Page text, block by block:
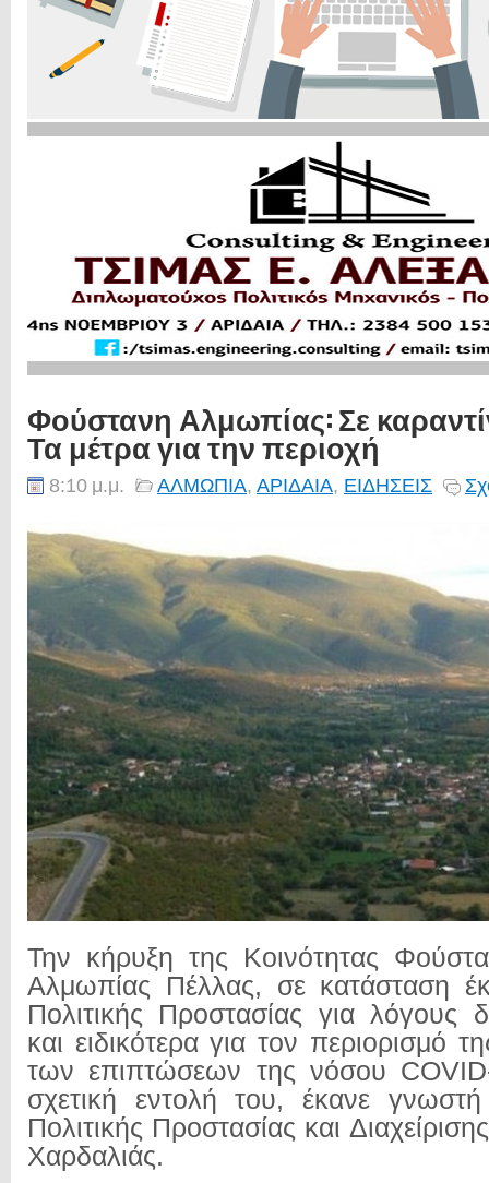
Φούστανη Αλμωπίας: Σε
Τα μέτρα για την περιοχή
8:10 μ.μ. ΑΛΜΩΠΙΑ, ΑΡΙΔΑΙΑ, ΕΙΔΗΣΕΙΣ
Την κήρυξη της Κοινότητας
Αλμωπίας Πέλλας, σε κατάσταση
Πολιτικής Προστασίας για λόγους
και ειδικότερα για τον περιορισμό
των επιπτώσεων της νόσου
σχετική εντολή του, έκανε
Πολιτικής Προστασίας και
Χαρδαλιάς.